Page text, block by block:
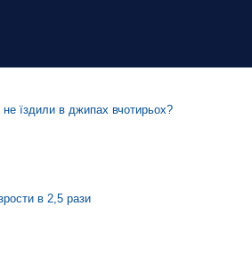
їздили в джипах вчотирьох?
в 2,5 рази